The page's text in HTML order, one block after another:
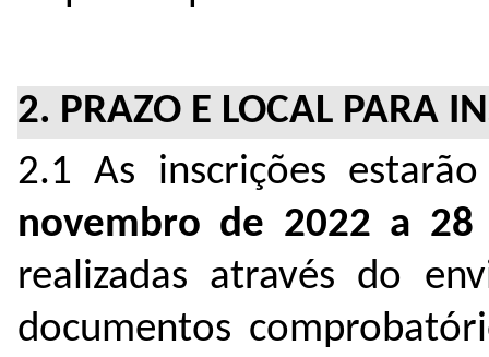
2. PRAZO E LOCAL PARA
2.1 As inscrições
novembro de 2022 a
realizadas através do
documentos